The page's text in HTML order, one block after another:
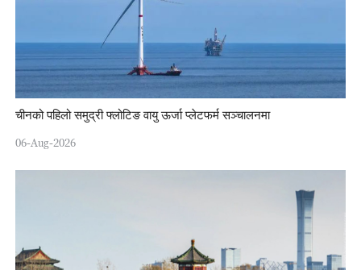
चीनको पहिलो समुद्री फ्लोटिङ वायु ऊर्जा प्लेटफर्म सञ्चालनमा
06-Aug-2026